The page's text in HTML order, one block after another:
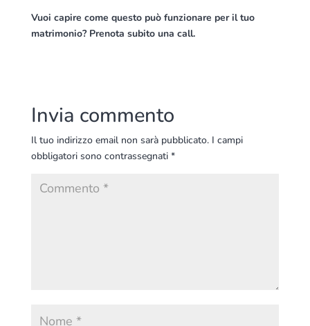
Vuoi capire come questo può funzionare per il tuo
matrimonio? Prenota subito una call.
Invia commento
Il tuo indirizzo email non sarà pubblicato. I campi
obbligatori sono contrassegnati *